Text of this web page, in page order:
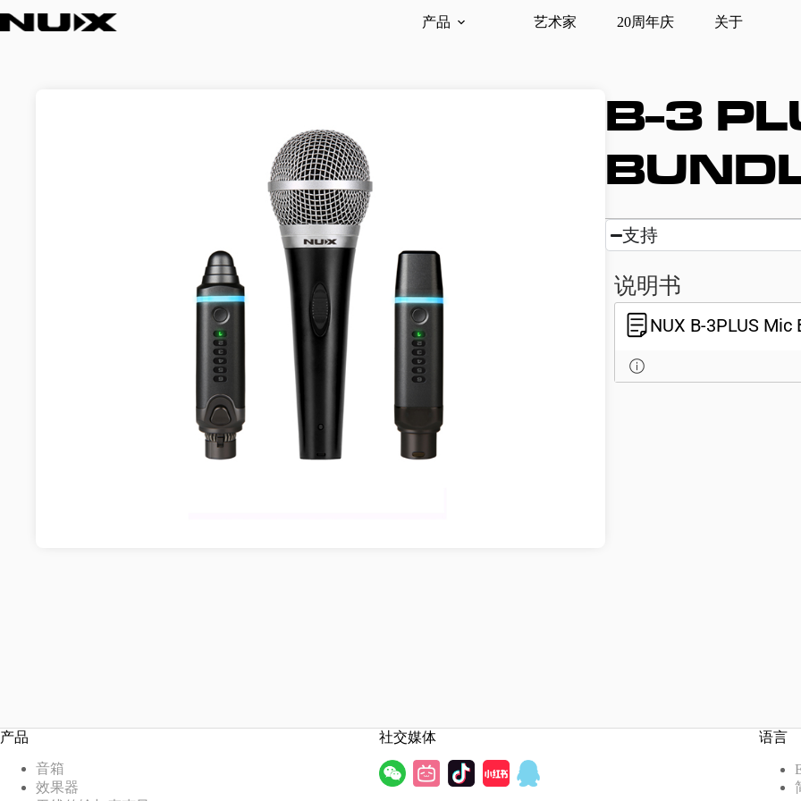
产品 艺术家 20周年庆 关于
B-3
支持
说明书
NUX B-3PLUS
产品
音箱
效果器
社交媒体 语言